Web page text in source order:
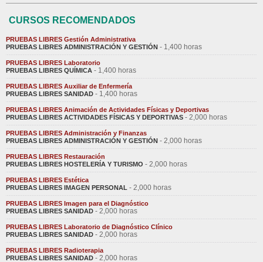
CURSOS RECOMENDADOS
PRUEBAS LIBRES Gestión Administrativa
PRUEBAS LIBRES ADMINISTRACIÓN Y GESTIÓN - 1,400 horas
PRUEBAS LIBRES Laboratorio
PRUEBAS LIBRES QUÍMICA - 1,400 horas
PRUEBAS LIBRES Auxiliar de Enfermería
PRUEBAS LIBRES SANIDAD - 1,400 horas
PRUEBAS LIBRES Animación de Actividades Físicas y Deportivas
PRUEBAS LIBRES ACTIVIDADES FÍSICAS Y DEPORTIVAS - 2,000 horas
PRUEBAS LIBRES Administración y Finanzas
PRUEBAS LIBRES ADMINISTRACIÓN Y GESTIÓN - 2,000 horas
PRUEBAS LIBRES Restauración
PRUEBAS LIBRES HOSTELERÍA Y TURISMO - 2,000 horas
PRUEBAS LIBRES Estética
PRUEBAS LIBRES IMAGEN PERSONAL - 2,000 horas
PRUEBAS LIBRES Imagen para el Diagnóstico
PRUEBAS LIBRES SANIDAD - 2,000 horas
PRUEBAS LIBRES Laboratorio de Diagnóstico Clínico
PRUEBAS LIBRES SANIDAD - 2,000 horas
PRUEBAS LIBRES Radioterapia
PRUEBAS LIBRES SANIDAD - 2,000 horas